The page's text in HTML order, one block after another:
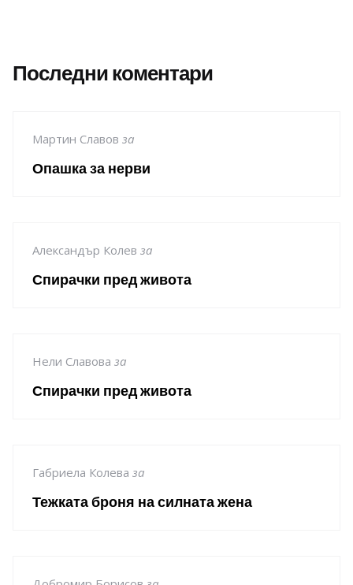
Последни коментари
Мартин Славов за
Опашка за нерви
Александър Колев за
Спирачки пред живота
Нели Славова за
Спирачки пред живота
Габриела Колева за
Тежката броня на силната жена